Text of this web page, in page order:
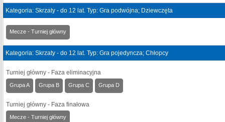
Kategoria: Skrzaty - do 12 lat. Typ: Gra podwójna; Dziewczęta
Mecze - Turniej główny
Kategoria: Skrzaty - do 12 lat. Typ: Gra pojedyncza; Chłopcy
Turniej główny - Faza eliminacyjna
Grupa A Grupa B Grupa C Grupa D
Turniej główny - Faza finałowa
Mecze - Turniej główny